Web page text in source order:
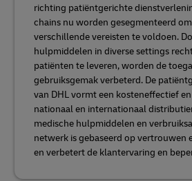
richting patiëntgerichte
chains nu worden gesegmenteerd
verschillende vereisten te voldoen.
hulpmiddelen in diverse settings
patiënten te leveren, worden de
gebruiksgemak verbeterd. De
van DHL vormt een kosteneffectief
nationaal en internationaal
medische hulpmiddelen en
netwerk is gebaseerd op vertrouwen
en verbetert de klantervaring en